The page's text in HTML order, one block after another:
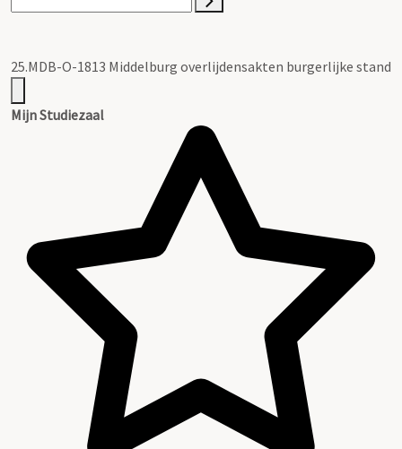
25.MDB-O-1813 Middelburg overlijdensakten burgerlijke stand
Mijn Studiezaal